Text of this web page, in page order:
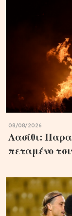
08/08/2026
Λασίθι:
πεταμένο